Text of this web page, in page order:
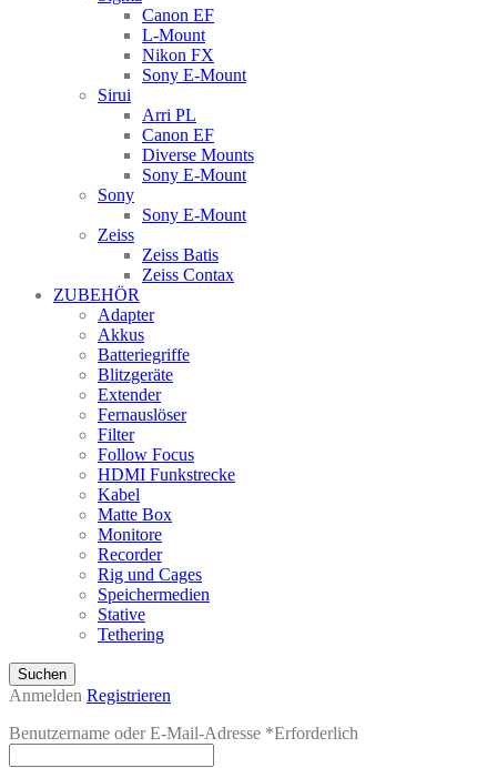
Canon EF
L-Mount
Nikon FX
Sony E-Mount
Sirui
Arri PL
Canon EF
Diverse Mounts
Sony E-Mount
Sony
Sony E-Mount
Zeiss
Zeiss Batis
Zeiss Contax
ZUBEHÖR
Adapter
Akkus
Batteriegriffe
Blitzgeräte
Extender
Fernauslöser
Filter
Follow Focus
HDMI Funkstrecke
Kabel
Matte Box
Monitore
Recorder
Rig und Cages
Speichermedien
Stative
Tethering
Suchen
Anmelden Registrieren
Benutzername oder E-Mail-Adresse *Erforderlich